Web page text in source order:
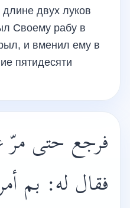
двух луков
Своему рабу в
и вменил ему в
пятидесяти
فرجع حتى
فقال له: بم